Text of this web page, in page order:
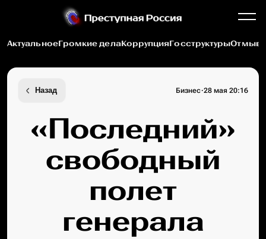
АктуальноеГромкие делаКоррупцияГосструктуры
Назад Бизнес·28 мая 20:16
«Последний»
свободный
полет
генерала